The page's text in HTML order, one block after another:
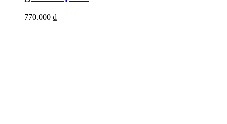
770.000 ₫